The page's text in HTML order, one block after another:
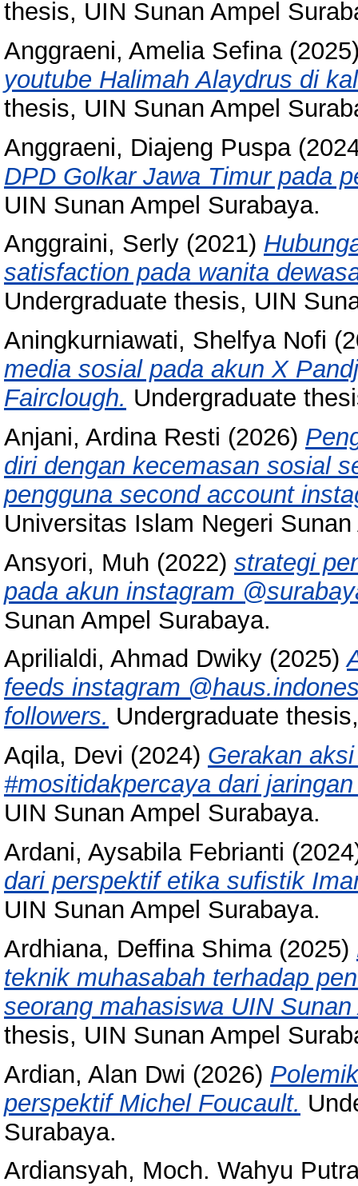
thesis, UIN Sunan Ampel
Anggraeni, Amelia Sefina
youtube Halimah Alaydrus di
thesis, UIN Sunan Ampel
Anggraeni, Diajeng Puspa
DPD Golkar Jawa Timur pada
UIN Sunan Ampel Surabaya.
Anggraini, Serly (2021)
satisfaction pada wanita
Undergraduate thesis, UIN
Aningkurniawati, Shelfya Nofi
media sosial pada akun X
Fairclough. Undergraduate
Anjani, Ardina Resti (2026)
diri dengan kecemasan sosial
pengguna second account
Universitas Islam Negeri
Ansyori, Muh (2022) strategi
pada akun instagram
Sunan Ampel Surabaya.
Aprilialdi, Ahmad Dwiky (2025)
feeds instagram
followers. Undergraduate
Aqila, Devi (2024) Gerakan
#mositidakpercaya dari
UIN Sunan Ampel Surabaya.
Ardani, Aysabila Febrianti
dari perspektif etika sufistik
UIN Sunan Ampel Surabaya.
Ardhiana, Deffina Shima(2025)
teknik muhasabah terhadap
seorang mahasiswa UIN
thesis, UIN Sunan Ampel
Ardian, Alan Dwi (2026)
perspektif Michel Foucault.
Surabaya.
Ardiansyah, Moch. Wahyu